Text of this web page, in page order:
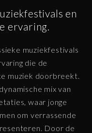
en
ervaring.
muziekfestivals
die de
muziek doorbreekt.
mix van
waar jonge
om verrassende
Door de